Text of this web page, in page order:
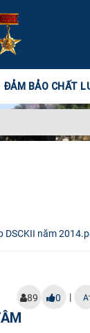
ĐẢM BẢO CHẤT
DSCKII năm
89 0 | A-